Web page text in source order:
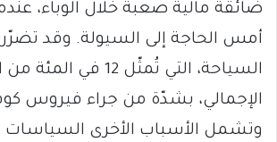
ضائقة مالية صعبة خلال الوباء،
أمس الحاجة إلى السيولة. وقد
السياحة، التي تُمثّل 12
وتشمل الأسباب الأخرى السياسات